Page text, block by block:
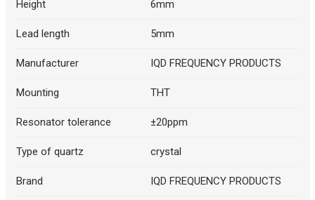
Height 6mm
Lead length 5mm
Manufacturer IQD FREQUENCY PRODUCTS
Mounting THT
Resonator tolerance ±20ppm
Type of quartz crystal
Brand IQD FREQUENCY PRODUCTS